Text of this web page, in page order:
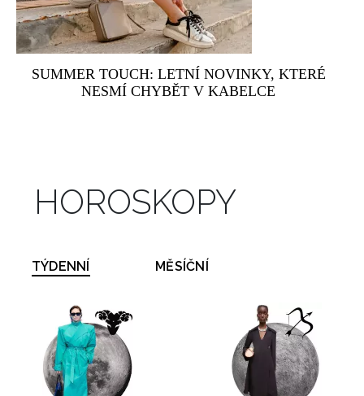
SUMMER TOUCH: LETNÍ NOVINKY, KTERÉ
NESMÍ CHYBĚT V KABELCE
HOROSKOPY
TÝDENNÍ MĚSÍČNÍ